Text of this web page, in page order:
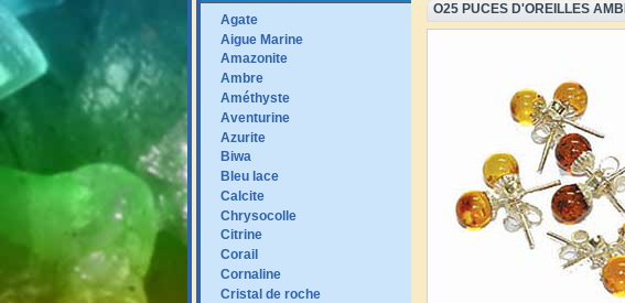
Agate
Aigue Marine
Amazonite
Ambre
Améthyste
Aventurine
Azurite
Biwa
Bleu lace
Calcite
Chrysocolle
Citrine
Corail
Cornaline
Cristal de roche
O25 PUCES D'OREILLES